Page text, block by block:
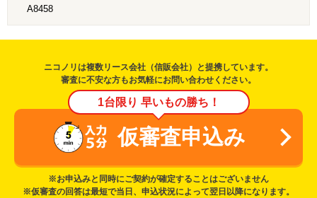
A8458
ニコノリは複数リース会社（信販会社）と提携しています。
審査に不安な方もお気軽にお問い合わせください。
1台限り 早いもの勝ち！
仮審査申込み
※お申込みと同時にご契約が確定することはございません
※仮審査の回答は最短で当日、申込状況によって翌日以降になります。